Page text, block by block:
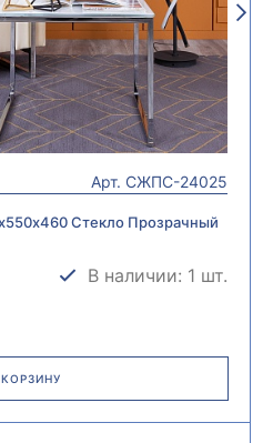
Арт. СЖПС-24025
Стекло Прозрачный
В наличии: 1 шт.